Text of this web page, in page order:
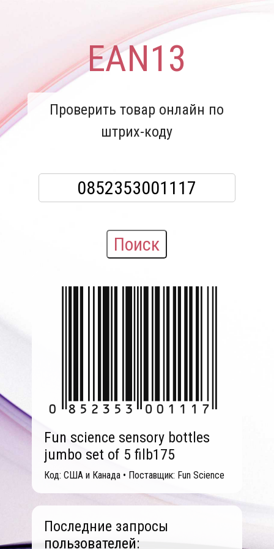
EAN13
Проверить товар онлайн по
штрих-коду
Поиск
Fun science sensory bottles
jumbo set of 5 filb175
Код: США и Канада • Поставщик: Fun Science
Последние запросы
пользователей: